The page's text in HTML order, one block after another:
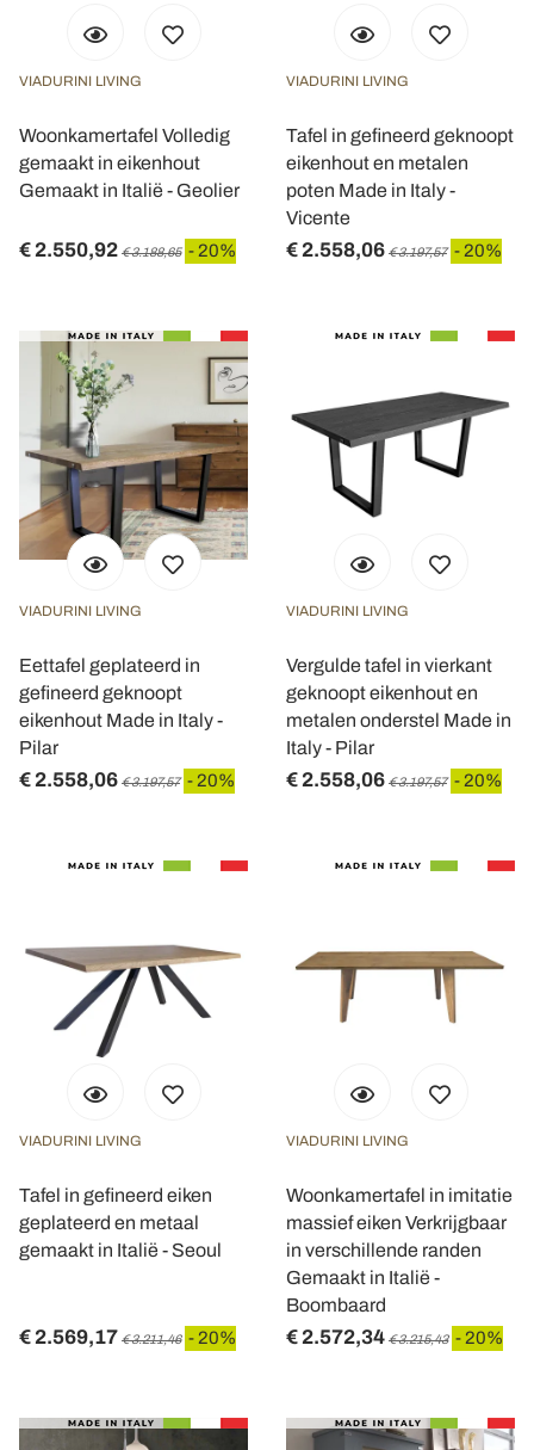
VIADURINI LIVING
Woonkamertafel Volledig
gemaakt in eikenhout
Gemaakt in Italië - Geolier
€ 2.550,92 € 3.188,65 - 20%
VIADURINI LIVING
Tafel in gefineerd geknoopt
eikenhout en metalen
poten Made in Italy -
Vicente
€ 2.558,06 € 3.197,57 - 20%
VIADURINI LIVING
Eettafel geplateerd in
gefineerd geknoopt
eikenhout Made in Italy -
Pilar
€ 2.558,06 € 3.197,57 - 20%
VIADURINI LIVING
Vergulde tafel in vierkant
geknoopt eikenhout en
metalen onderstel Made in
Italy - Pilar
€ 2.558,06 € 3.197,57 - 20%
VIADURINI LIVING
Tafel in gefineerd eiken
geplateerd en metaal
gemaakt in Italië - Seoul
€ 2.569,17 € 3.211,46 - 20%
VIADURINI LIVING
Woonkamertafel in imitatie
massief eiken Verkrijgbaar
in verschillende randen
Gemaakt in Italië -
Boombaard
€ 2.572,34 € 3.215,43 - 20%